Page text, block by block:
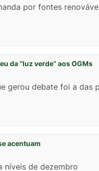
por fontes
da “luz verde” aos OGMs
gerou debate foi a das
acentuam
níveis de dezembro